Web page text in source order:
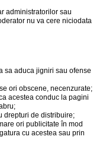
administratorilor sau
nu va cere niciodata
sa aduca jigniri sau ofense
ori obscene, necenzurate;
acestea conduc la pagini
drepturi de distribuire;
ori publicitate în mod
cu acestea sau prin